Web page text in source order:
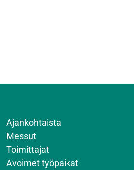
Ajankohtaista
Messut
Toimittajat
Avoimet työpaikat